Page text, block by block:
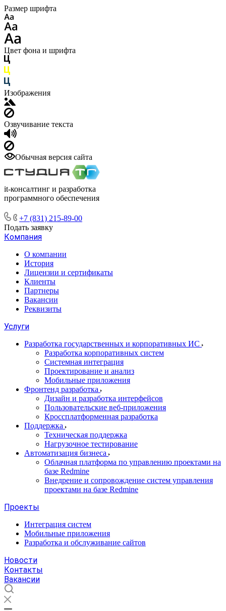
Размер шрифта
Цвет фона и шрифта
Изображения
Озвучивание текста
Обычная версия сайта
it-консалтинг и разработка
программного обеспечения
+7 (831) 215-89-00
Подать заявку
Компания
О компании
История
Лицензии и сертификаты
Клиенты
Партнеры
Вакансии
Реквизиты
Услуги
Разработка государственных и корпоративных ИС
Разработка корпоративных систем
Системная интеграция
Проектирование и анализ
Мобильные приложения
Фронтенд разработка
Дизайн и разработка интерфейсов
Пользовательские веб-приложения
Кроссплатформенная разработка
Поддержка
Техническая поддержка
Нагрузочное тестирование
Автоматизация бизнеса
Облачная платформа по управлению проектами на
базе Redmine
Внедрение и сопровождение систем управления
проектами на базе Redmine
Проекты
Интеграция систем
Мобильные приложения
Разработка и обслуживание сайтов
Новости
Контакты
Вакансии